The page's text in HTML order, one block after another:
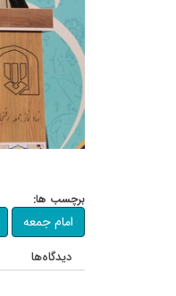
برچسب ها:
امام جمعه
دیدگاه‌ها